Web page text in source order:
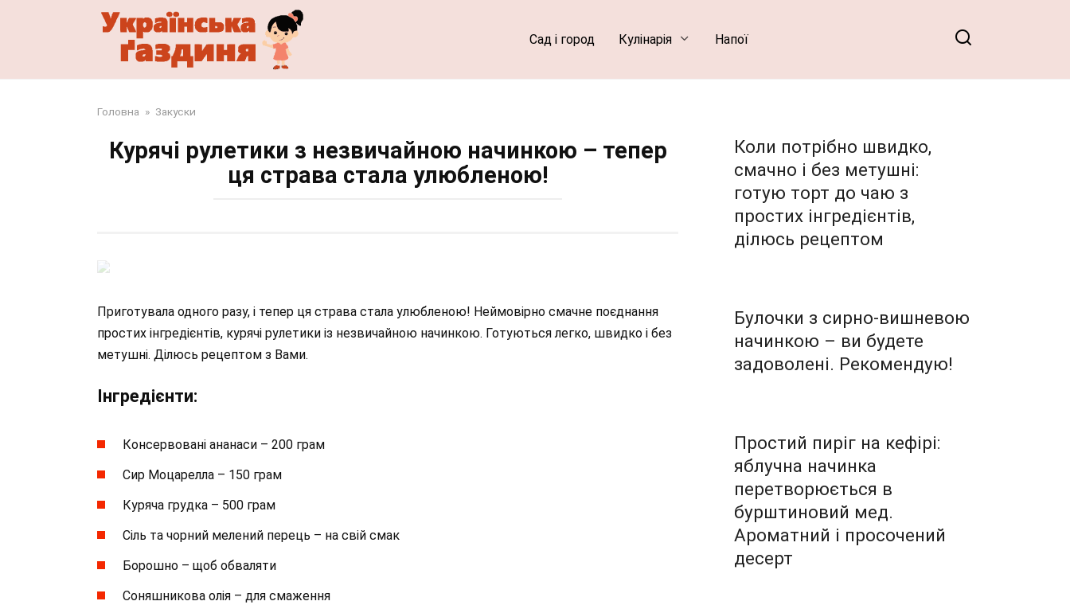
Сад і город Кулінарія Напої
Головна » Закуски
Курячі рулетики з незвичайною начинкою – тепер
ця страва стала улюбленою!
Приготувала одного разу, і тепер ця страва стала улюбленою! Неймовірно смачне поєднання
простих інгредієнтів, курячі рулетики із незвичайною начинкою. Готуються легко, швидко і без
метушні. Ділюсь рецептом з Вами.
Інгредієнти:
Консервовані ананаси – 200 грам
Сир Моцарелла – 150 грам
Куряча грудка – 500 грам
Сіль та чорний мелений перець – на свій смак
Борошно – щоб обваляти
Соняшникова олія – для смаження
Коли потрібно швидко,
смачно і без метушні:
готую торт до чаю з
простих інгредієнтів,
ділюсь рецептом
Булочки з сирно-вишневою
начинкою – ви будете
задоволені. Рекомендую!
Простий пиріг на кефірі:
яблучна начинка
перетворюється в
бурштиновий мед.
Ароматний і просочений
десерт